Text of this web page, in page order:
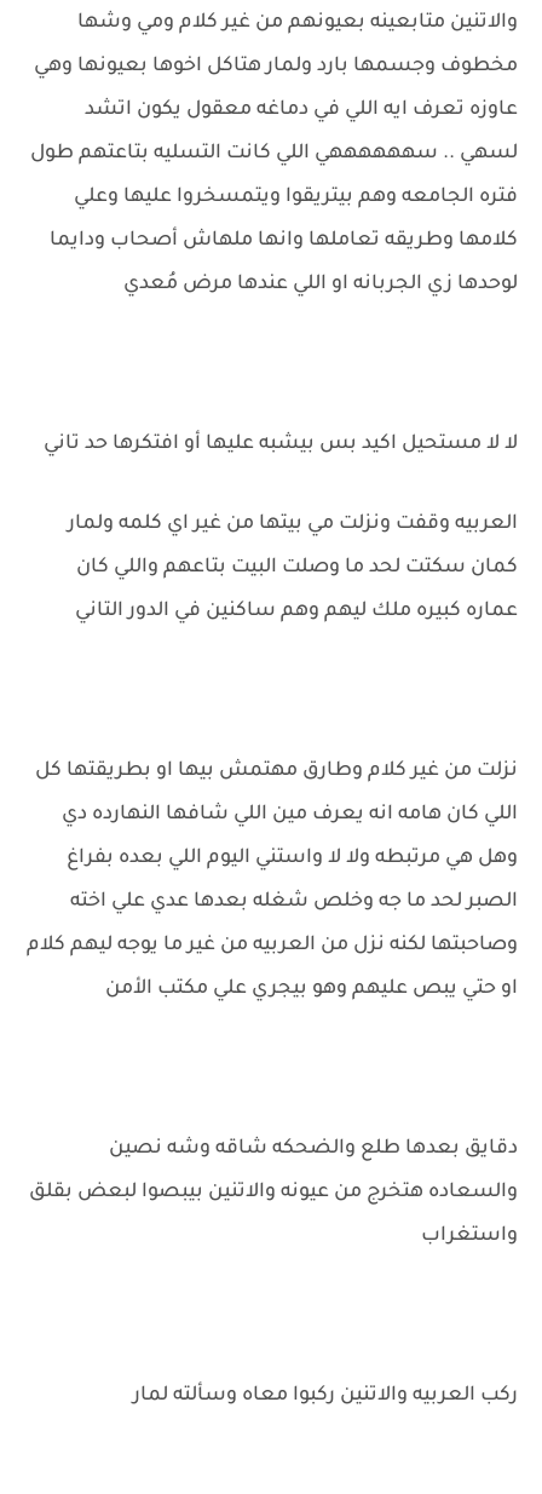
والاتنين متابعينه بعيونهم من غير كلام ومي وشها
مخطوف وجسمها بارد ولمار هتاكل اخوها بعيونها وهي
عاوزه تعرف ايه اللي في دماغه معقول يكون اتشد
لسهي .. سههههههي اللي كانت التسليه بتاعتهم طول
فتره الجامعه وهم بيتريقوا ويتمسخروا عليها وعلي
كلامها وطريقه تعاملها وانها ملهاش أصحاب ودايما
لوحدها زي الجربانه او اللي عندها مرض مُعدي
لا لا مستحيل اكيد بس بيشبه عليها أو افتكرها حد تاني
العربيه وقفت ونزلت مي بيتها من غير اي كلمه ولمار
كمان سكتت لحد ما وصلت البيت بتاعهم واللي كان
عماره كبيره ملك ليهم وهم ساكنين في الدور التاني
نزلت من غير كلام وطارق مهتمش بيها او بطريقتها كل
اللي كان هامه انه يعرف مين اللي شافها النهارده دي
وهل هي مرتبطه ولا لا واستني اليوم اللي بعده بفراغ
الصبر لحد ما جه وخلص شغله بعدها عدي علي اخته
وصاحبتها لكنه نزل من العربيه من غير ما يوجه ليهم كلام
او حتي يبص عليهم وهو بيجري علي مكتب الأمن
دقايق بعدها طلع والضحكه شاقه وشه نصين
والسعاده هتخرج من عيونه والاتنين بيبصوا لبعض بقلق
واستغراب
ركب العربيه والاتنين ركبوا معاه وسألته لمار